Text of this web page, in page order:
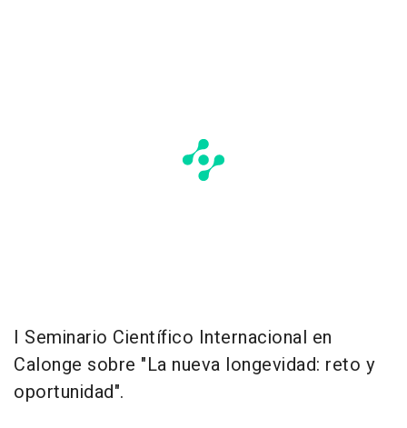
I Seminario Científico Internacional en
Calonge sobre "La nueva longevidad: reto y
oportunidad".